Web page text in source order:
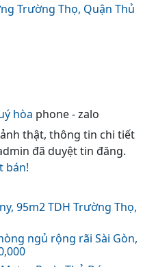
Trường Thọ, Quận Thủ
hòa phone - zalo
thật, thông tin chi tiết
đã duyệt tin đăng.
bán!
95m2 TDH Trường Thọ,
ngủ rộng rãi Sài Gòn,